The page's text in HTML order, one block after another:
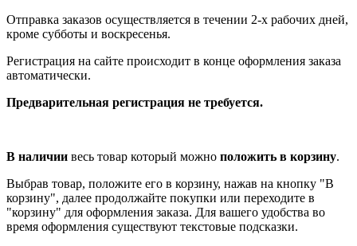
Отправка заказов осуществляется в течении 2-х рабочих дней,
кроме субботы и воскресенья.
Регистрация на сайте происходит в конце оформления заказа
автоматически.
Предварительная регистрация не требуется.
В наличии весь товар который можно положить в корзину.
Выбрав товар, положите его в корзину, нажав на кнопку "В
корзину", далее продолжайте покупки или переходите в
"корзину" для оформления заказа. Для вашего удобства во
время оформления существуют текстовые подсказки.